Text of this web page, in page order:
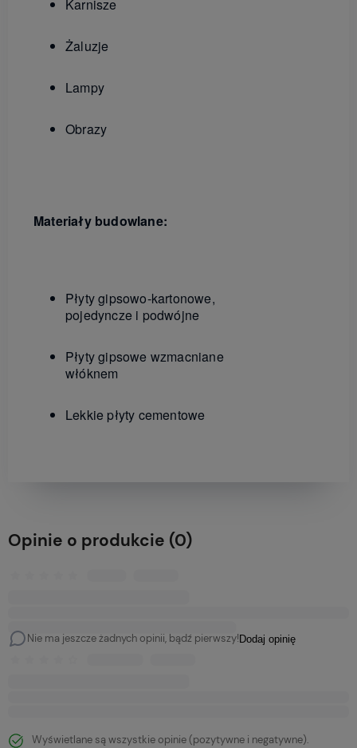
Karnisze
Żaluzje
Lampy
Obrazy
Materiały budowlane:
Płyty gipsowo-kartonowe,
pojedyncze i podwójne
Płyty gipsowe wzmacniane
włóknem
Lekkie płyty cementowe
Opinie o produkcie (0)
Nie ma jeszcze żadnych opinii, bądź pierwszy! Dodaj opinię
Wyświetlane są wszystkie opinie (pozytywne i negatywne).